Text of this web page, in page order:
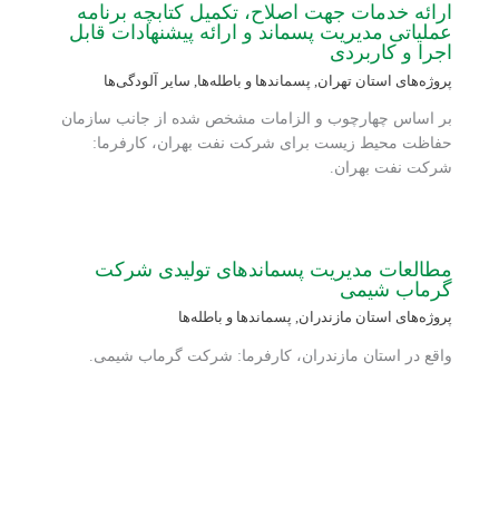
ارائه خدمات جهت اصلاح، تکمیل کتابچه برنامه
عملیاتی مدیریت پسماند و ارائه پیشنهادات قابل
اجرا و کاربردی
پروژه‌های استان تهران پسماندها و باطله‌ها سایر آلودگی‌ها
بر اساس چهارچوب و الزامات مشخص شده از جانب سازمان
حفاظت محیط زیست برای شرکت نفت بهران، کارفرما:
شرکت نفت بهران.
مطالعات مدیریت پسماندهای تولیدی شرکت
گرماب شیمی
پروژه‌های استان مازندران, پسماندها و باطله‌ها
واقع در استان مازندران، کارفرما: شرکت گرماب شیمی.